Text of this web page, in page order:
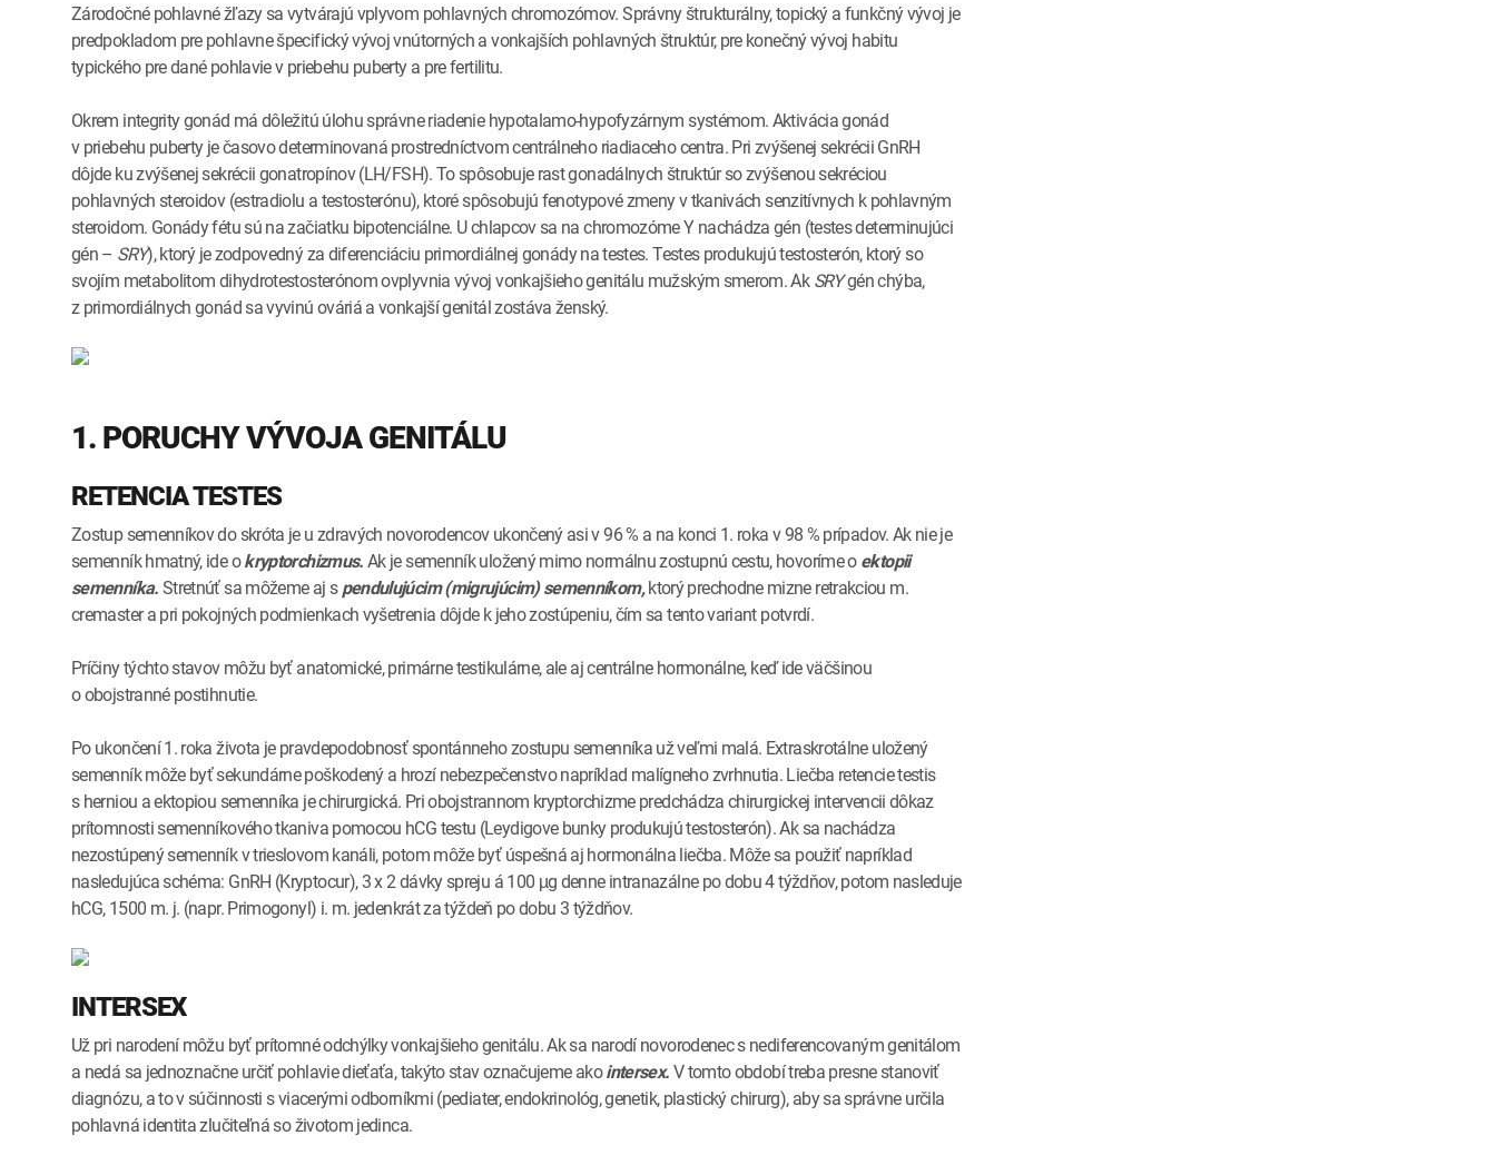
Zárodočné pohlavné žľazy sa vytvárajú vplyvom pohlavných chromozómov. Správny štrukturálny, topický a funkčný vývoj je
predpokladom pre pohlavne špecifický vývoj vnútorných a vonkajších pohlavných štruktúr, pre konečný vývoj habitu
typického pre dané pohlavie v priebehu puberty a pre fertilitu.
Okrem integrity gonád má dôležitú úlohu správne riadenie hypotalamo-hypofyzárnym systémom. Aktivácia gonád
v priebehu puberty je časovo determinovaná prostredníctvom centrálneho riadiaceho centra. Pri zvýšenej sekrécii GnRH
dôjde ku zvýšenej sekrécii gonatropínov (LH/FSH). To spôsobuje rast gonadálnych štruktúr so zvýšenou sekréciou
pohlavných steroidov (estradiolu a testosterónu), ktoré spôsobujú fenotypové zmeny v tkanivách senzitívnych k pohlavným
steroidom. Gonády fétu sú na začiatku bipotenciálne. U chlapcov sa na chromozóme Y nachádza gén (testes determinujúci
gén – SRY), ktorý je zodpovedný za diferenciáciu primordiálnej gonády na testes. Testes produkujú testosterón, ktorý so
svojím metabolitom dihydrotestosterónom ovplyvnia vývoj vonkajšieho genitálu mužským smerom. AkSRYgén chýba,
z primordiálnych gonád sa vyvinú ováriá a vonkajší genitál zostáva ženský.
1. PORUCHY VÝVOJA GENITÁLU
RETENCIA TESTES
Zostup semenníkov do skróta je u zdravých novorodencov ukončený asi v 96 % a na konci 1. roka v 98 % prípadov. Ak nie je
semenník hmatný, ide okryptorchizmus.Ak je semenník uložený mimo normálnu zostupnú cestu, hovoríme oektopii
semenníka.Stretnúť sa môžeme aj spendulujúcim (migrujúcim) semenníkom,ktorý prechodne mizne retrakciou m.
cremaster a pri pokojných podmienkach vyšetrenia dôjde k jeho zostúpeniu, čím sa tento variant potvrdí.
Príčiny týchto stavov môžu byť anatomické, primárne testikulárne, ale aj centrálne hormonálne, keď ide väčšinou
o obojstranné postihnutie.
Po ukončení 1. roka života je pravdepodobnosť spontánneho zostupu semenníka už veľmi malá. Extraskrotálne uložený
semenník môže byť sekundárne poškodený a hrozí nebezpečenstvo napríklad malígneho zvrhnutia. Liečba retencie testis
s herniou a ektopiou semenníka je chirurgická. Pri obojstrannom kryptorchizme predchádza chirurgickej intervencii dôkaz
prítomnosti semenníkového tkaniva pomocou hCG testu (Leydigove bunky produkujú testosterón). Ak sa nachádza
nezostúpený semenník v trieslovom kanáli, potom môže byť úspešná aj hormonálna liečba. Môže sa použiť napríklad
nasledujúca schéma: GnRH (Kryptocur), 3 x 2 dávky spreju á 100 µg denne intranazálne po dobu 4 týždňov, potom nasleduje
hCG, 1500 m. j. (napr. Primogonyl) i. m. jedenkrát za týždeň po dobu 3 týždňov.
INTERSEX
Už pri narodení môžu byť prítomné odchýlky vonkajšieho genitálu. Ak sa narodí novorodenec s nediferencovaným genitálom
a nedá sa jednoznačne určiť pohlavie dieťaťa, takýto stav označujeme akointersex.V tomto období treba presne stanoviť
diagnózu, a to v súčinnosti s viacerými odborníkmi (pediater, endokrinológ, genetik, plastický chirurg), aby sa správne určila
pohlavná identita zlučiteľná so životom jedinca.